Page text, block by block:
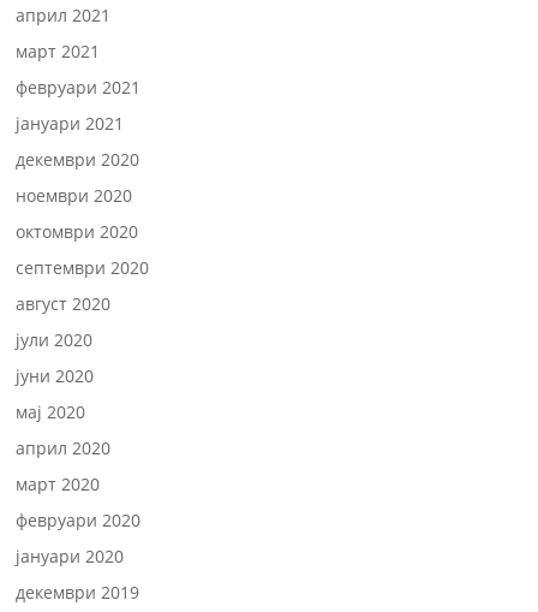
април 2021
март 2021
февруари 2021
јануари 2021
декември 2020
ноември 2020
октомври 2020
септември 2020
август 2020
јули 2020
јуни 2020
мај 2020
април 2020
март 2020
февруари 2020
јануари 2020
декември 2019